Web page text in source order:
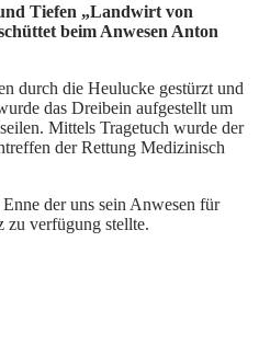
Tiefen „Landwirt von
beim Anwesen Anton
durch die Heulucke gestürzt und
das Dreibein aufgestellt um
Mittels Tragetuch wurde der
der Rettung Medizinisch
der uns sein Anwesen für
zu verfügung stellte.